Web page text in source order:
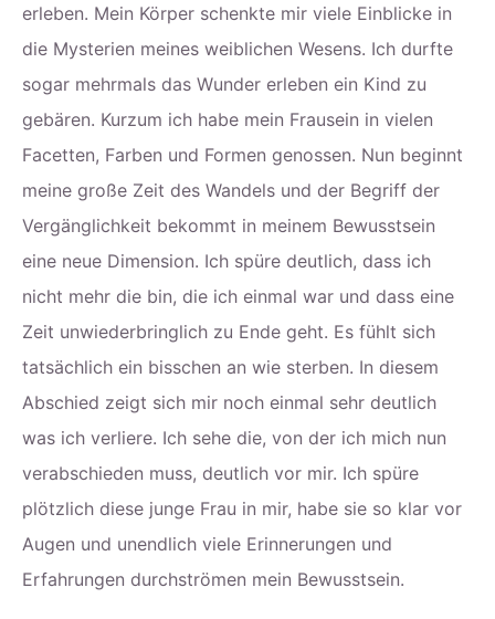
erleben. Mein Körper schenkte mir viele Einblicke in
die Mysterien meines weiblichen Wesens. Ich durfte
sogar mehrmals das Wunder erleben ein Kind zu
gebären. Kurzum ich habe mein Frausein in vielen
Facetten, Farben und Formen genossen. Nun beginnt
meine große Zeit des Wandels und der Begriff der
Vergänglichkeit bekommt in meinem Bewusstsein
eine neue Dimension. Ich spüre deutlich, dass ich
nicht mehr die bin, die ich einmal war und dass eine
Zeit unwiederbringlich zu Ende geht. Es fühlt sich
tatsächlich ein bisschen an wie sterben. In diesem
Abschied zeigt sich mir noch einmal sehr deutlich
was ich verliere. Ich sehe die, von der ich mich nun
verabschieden muss, deutlich vor mir. Ich spüre
plötzlich diese junge Frau in mir, habe sie so klar vor
Augen und unendlich viele Erinnerungen und
Erfahrungen durchströmen mein Bewusstsein.